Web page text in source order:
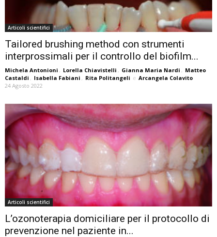
Articoli scientifici
Tailored brushing method con strumenti
interprossimali per il controllo del biofilm...
Michela Antonioni , Lorella Chiavistelli , Gianna Maria Nardi , Matteo
Castaldi , Isabella Fabiani , Rita Politangeli e Arcangela Colavito
24 Agosto 2022
Articoli scientifici
L’ozonoterapia domiciliare per il protocollo di
prevenzione nel paziente in...